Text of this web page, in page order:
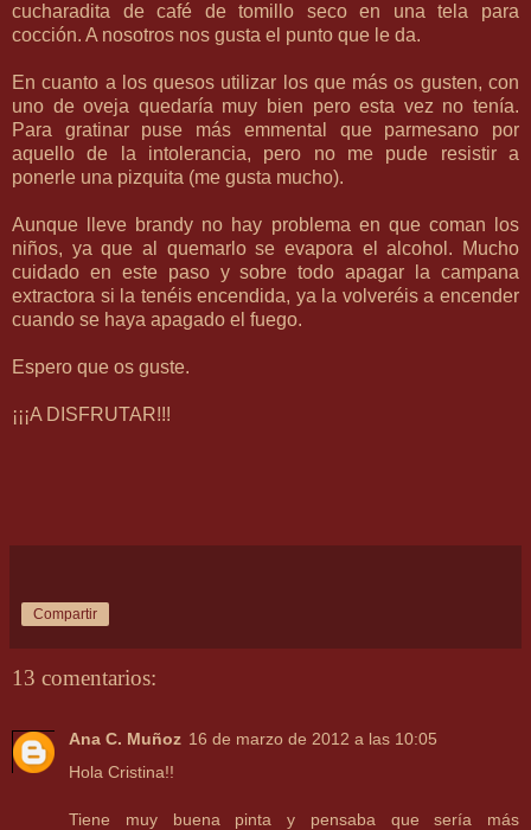
cucharadita de café de tomillo seco en una tela para
cocción. A nosotros nos gusta el punto que le da.
En cuanto a los quesos utilizar los que más os gusten, con
uno de oveja quedaría muy bien pero esta vez no tenía.
Para gratinar puse más emmental que parmesano por
aquello de la intolerancia, pero no me pude resistir a
ponerle una pizquita (me gusta mucho).
Aunque lleve brandy no hay problema en que coman los
niños, ya que al quemarlo se evapora el alcohol. Mucho
cuidado en este paso y sobre todo apagar la campana
extractora si la tenéis encendida, ya la volveréis a encender
cuando se haya apagado el fuego.
Espero que os guste.
¡¡¡A DISFRUTAR!!!
Compartir
13 comentarios:
Ana C. Muñoz 16 de marzo de 2012 a las 10:05
Hola Cristina!!
Tiene muy buena pinta y pensaba que sería más